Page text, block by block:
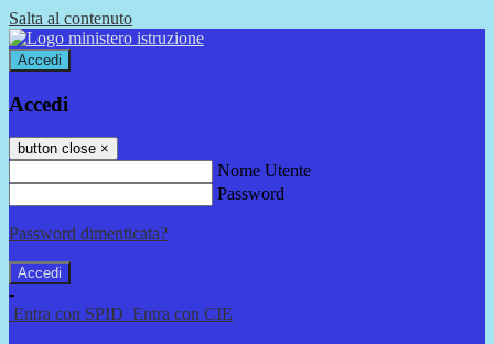
Salta al contenuto
Accedi
Accedi
button close ×
Nome Utente
Password
Password dimenticata?
-
Entra con SPID Entra con CIE